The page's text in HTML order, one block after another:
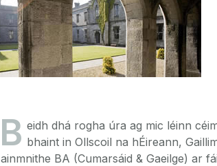
B eidh dhá rogha úra ag mic léinn
bhaint in Ollscoil na hÉireann,
ainmnithe BA (Cumarsáid & Gaeilge) ar